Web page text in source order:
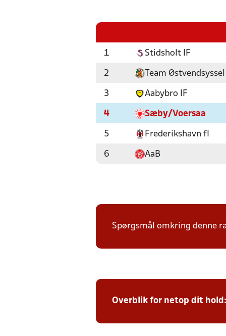
1 Stidsholt IF
2 Team Østvendsyssel
3 Aabybro IF
4 Sæby/Voersaa
5 Frederikshavn fI
6 AaB
Spørgsmål omkring denne
Overblik for netop dit